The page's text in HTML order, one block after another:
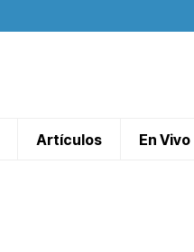
Artículos En Vivo